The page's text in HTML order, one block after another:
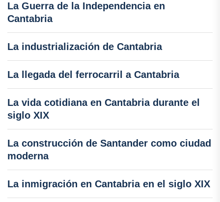
La Guerra de la Independencia en
Cantabria
La industrialización de Cantabria
La llegada del ferrocarril a Cantabria
La vida cotidiana en Cantabria durante el
siglo XIX
La construcción de Santander como ciudad
moderna
La inmigración en Cantabria en el siglo XIX